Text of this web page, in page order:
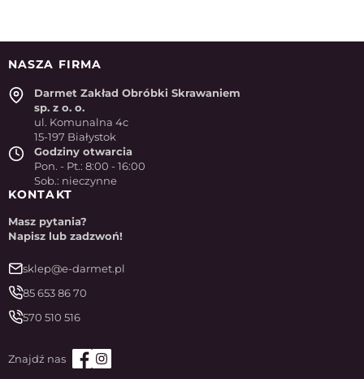
NASZA FIRMA
Darmet Zakład Obróbki Skrawaniem
sp. z o. o.
ul. Komunalna 4c
15-197 Białystok
Godziny otwarcia
Pon. - Pt.: 8:00 - 16:00
Sob.: nieczynne
KONTAKT
Masz pytania?
Napisz lub zadzwoń!
sklep@e-darmet.pl
85 653 86 70
570 510 516